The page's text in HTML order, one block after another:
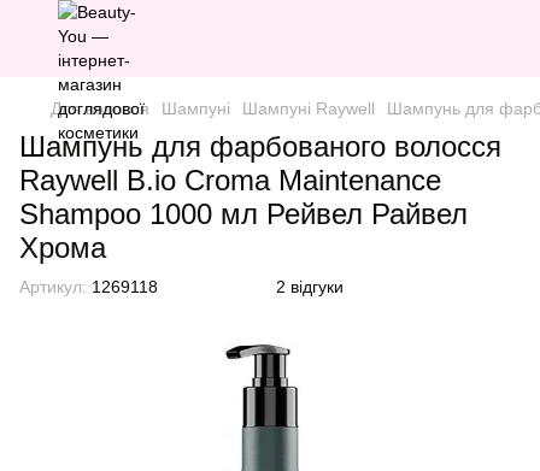
Для волосся Шампуні Шампуні Raywell Шампунь для
Шампунь для фарбованого волосся
Raywell B.io Croma Maintenance
Shampoo 1000 мл Рейвел Райвел
Хрома
Артикул: 1269118 2 відгуки